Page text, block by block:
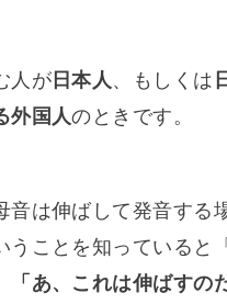
人が 日本人 、もしくは
外国人のときです。
音は伸ばして発音する
ことを知っていると
「あ、これは伸ばすの